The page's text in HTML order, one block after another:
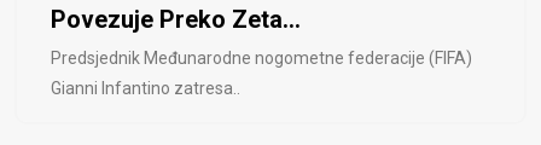
Povezuje Preko Zeta...
Predsjednik Međunarodne nogometne federacije (FIFA)
Gianni Infantino zatresa..